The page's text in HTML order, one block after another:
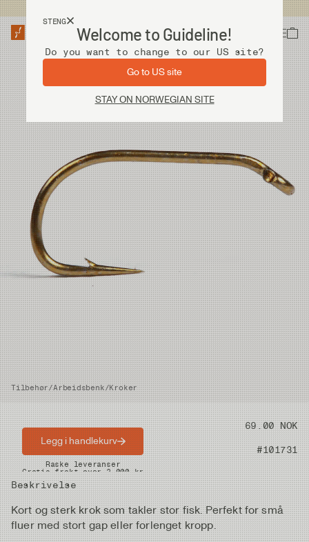
STENG
Welcome to Guideline!
Do you want to change to our US site?
Go to US site
STAY ON NORWEGIAN SITE
Tilbehør/Arbeidsbenk/Kroker
Pris 69.00 NOK
Artikkelnummer #101731
Beskrivelse
Kort og sterk krok som takler stor fisk. Perfekt for små
fluer med stort gap eller forlenget kropp.
Legg i handlekurv
Raske leveranser
Gratis frakt over 2.000 kr